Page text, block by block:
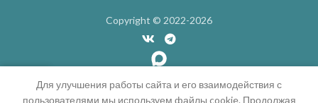
Copyright © 2022-2026
Для улучшения работы сайта и его взаимодействия с
пользователями мы используем файлы cookie. Продолжая